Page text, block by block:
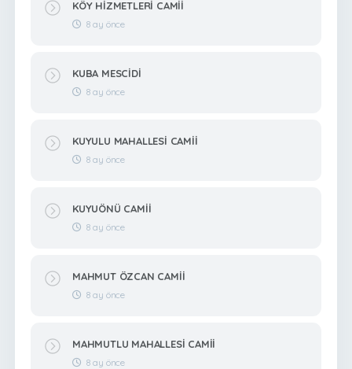
KÖY HİZMETLERİ CAMİİ
8 ay önce
KUBA MESCİDİ
8 ay önce
KUYULU MAHALLESİ CAMİİ
8 ay önce
KUYUÖNÜ CAMİİ
8 ay önce
MAHMUT ÖZCAN CAMİİ
8 ay önce
MAHMUTLU MAHALLESİ CAMİİ
8 ay önce